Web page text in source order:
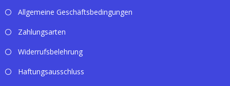
Allgemeine Geschäftsbedingungen
Zahlungsarten
Widerrufsbelehrung
Haftungsausschluss